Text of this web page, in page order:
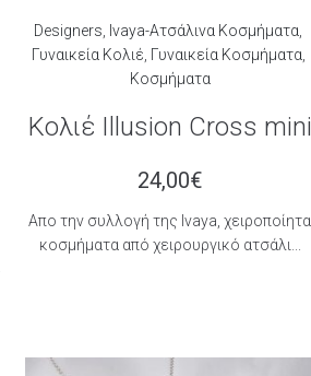
Designers Ivaya-Ατσάλινα Κοσμήματα
Γυναικεία Κολιέ Γυναικεία Κοσμήματα
Κοσμήματα
Κολιέ Illusion Cross mini
24,00€
Aπο την συλλογή της Ιvaya, χειροποίητα
κοσμήματα από χειρουργικό ατσάλι...